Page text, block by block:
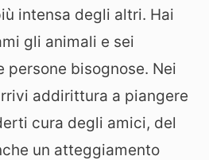
intensa degli altri. Hai
gli animali e sei
persone bisognose. Nei
addirittura a piangere
cura degli amici, del
un atteggiamento